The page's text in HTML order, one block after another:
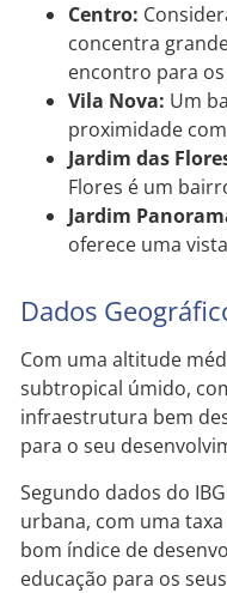
Centro:
concentra
encontro para
Vila Nova: Um
proximidade
Jardim das
Flores é um
Jardim
oferece uma
Dados
Com uma altitude
subtropical úmido,
infraestrutura bem
para o seu
Segundo dados do
urbana, com uma
bom índice de
educação para os